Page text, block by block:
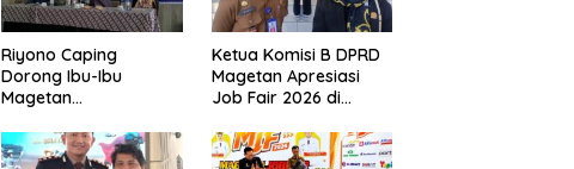
Riyono Caping
Dorong Ibu-Ibu
Magetan
Ikan, Perkuat Budaya
Gemar Makan Ikan
Ketua Komisi B DPRD
Magetan Apresiasi
Job Fair 2026 di
Anggaran